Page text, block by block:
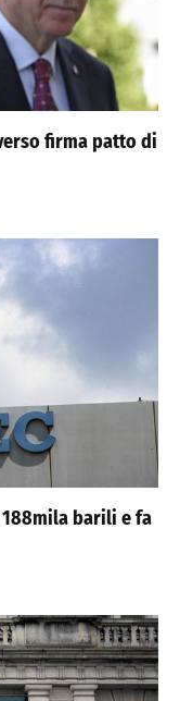
firma patto di
barili e fa